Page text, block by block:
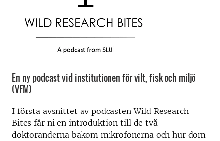
En ny podcast vid institutionen för vilt, fisk och miljö
(VFM)
I första avsnittet av podcasten Wild Research
Bites får ni en introduktion till de två
doktoranderna bakom mikrofonerna och hur dom